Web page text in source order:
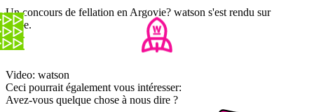
Un concours de fellation en Argovie? watson s'est rendu sur
place.
Video: watson
Ceci pourrait également vous intéresser:
Avez-vous quelque chose à nous dire ?